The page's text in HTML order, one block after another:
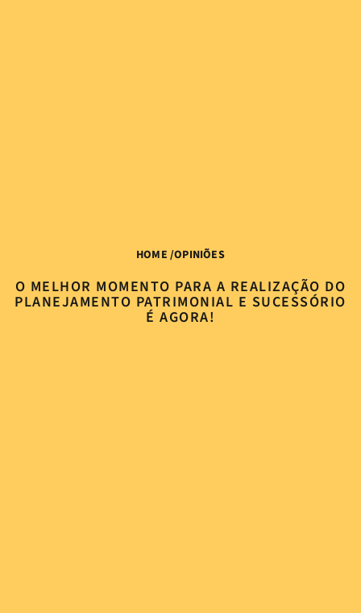
HOME /OPINIÕES
O MELHOR MOMENTO PARA A REALIZAÇÃO DO
PLANEJAMENTO PATRIMONIAL E SUCESSÓRIO
É AGORA!